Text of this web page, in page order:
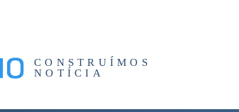
CONSTRUÍMOS
NOTÍCIA